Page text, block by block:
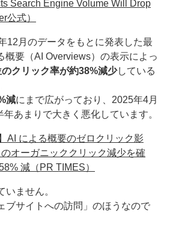
Search Engine Volume Will Drop
公式）
12月のデータをもとに発表した最
概要（AI Overviews）の表示によっ
クリック率が約38%減少している
減にまで広がっており、2025年4月
あまりで大きく悪化しています。
AI による概要のゼロクリック影
オーガニッククリック減少を確
減（PR TIMES）
いません。
ブサイトへの訪問」のほうなので